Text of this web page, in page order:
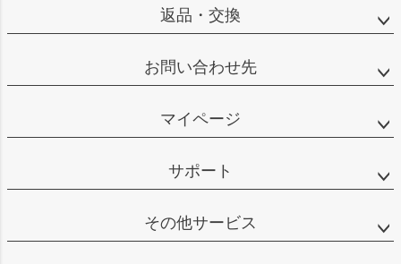
返品・交換
お問い合わせ先
マイページ
サポート
その他サービス